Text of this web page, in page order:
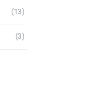
(13)
(3)